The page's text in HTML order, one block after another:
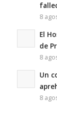
8
El
de
8
Un
8